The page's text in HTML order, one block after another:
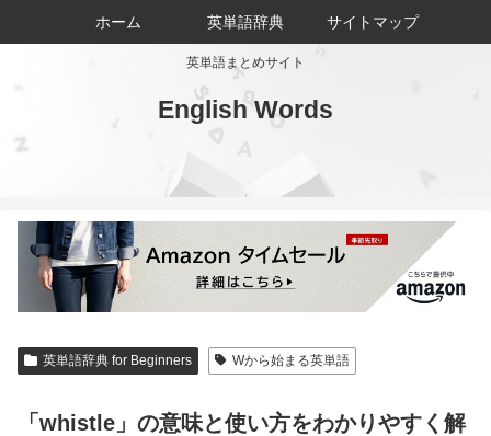
英単語まとめサイト
English Words
ホーム 英単語辞典 サイトマップ
英単語辞典 for Beginners Wから始まる英単語
「whistle」の意味と使い方をわかりやすく解